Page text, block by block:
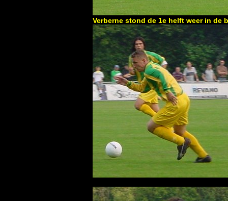
Verberne stond de 1e helft weer in de